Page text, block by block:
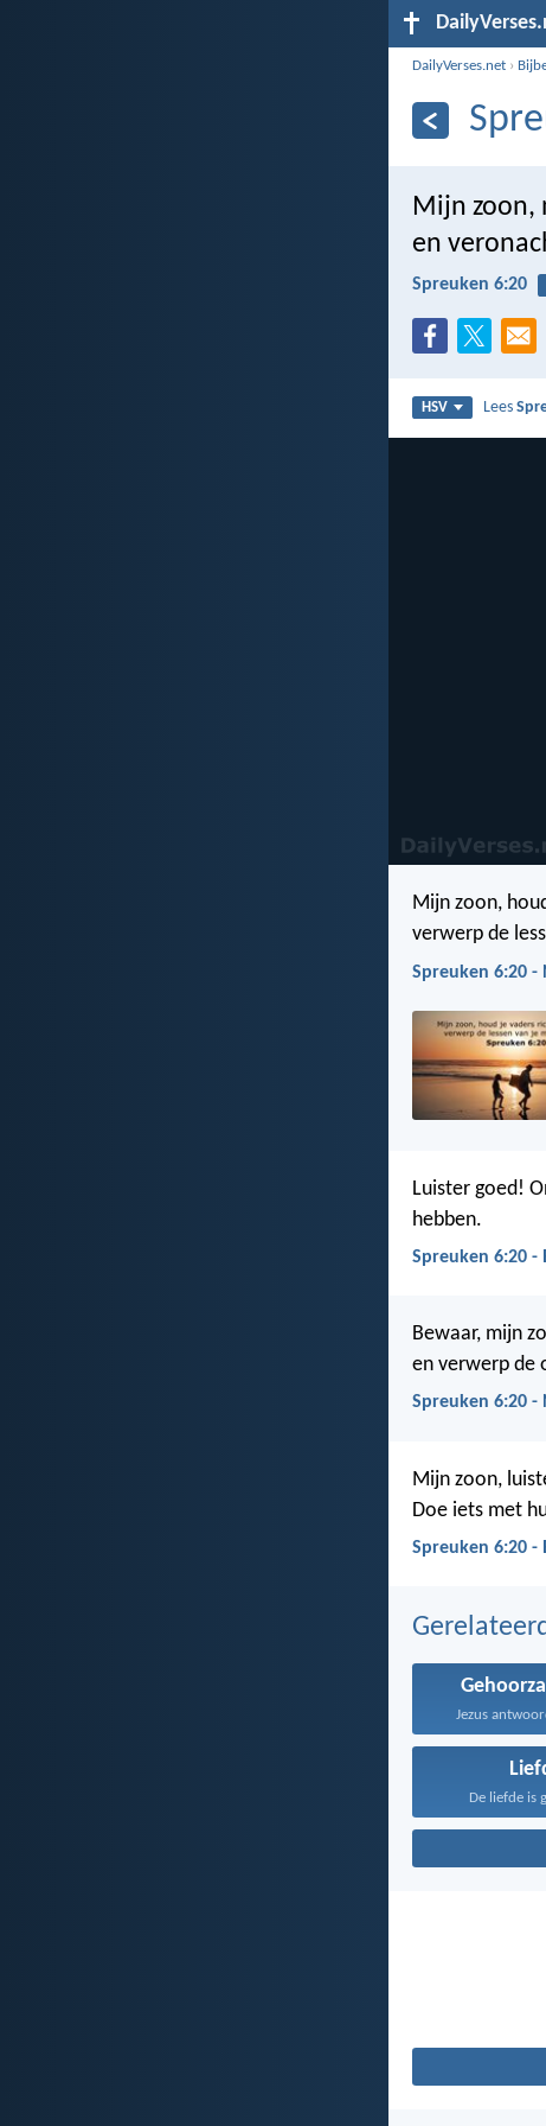
DailyVerses.net ›
Mijn zoon,
en
Spreuken 6:20
HSV Lees
Mijn zoon,
verwerp de
Spreuken 6:20 -
Luister goed!
hebben.
Spreuken 6:20 -
Bewaar, mijn
en verwerp de
Spreuken 6:20 -
Mijn zoon,
Doe iets met
Spreuken 6:20 -
Jezus
De liefde is